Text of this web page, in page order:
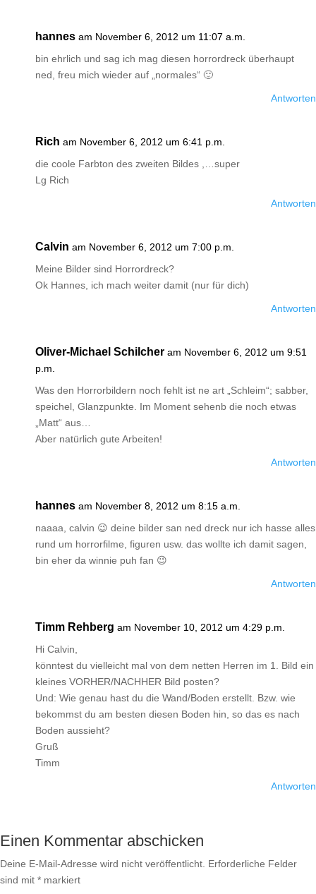
hannes am November 6, 2012 um 11:07 a.m.
bin ehrlich und sag ich mag diesen horrordreck überhaupt
ned, freu mich wieder auf „normales“ 🙂
Antworten
Rich am November 6, 2012 um 6:41 p.m.
die coole Farbton des zweiten Bildes ,…super
Lg Rich
Antworten
Calvin am November 6, 2012 um 7:00 p.m.
Meine Bilder sind Horrordreck?
Ok Hannes, ich mach weiter damit (nur für dich)
Antworten
Oliver-Michael Schilcher am November 6, 2012 um 9:51
p.m.
Was den Horrorbildern noch fehlt ist ne art „Schleim“; sabber,
speichel, Glanzpunkte. Im Moment sehenb die noch etwas
„Matt“ aus…
Aber natürlich gute Arbeiten!
Antworten
hannes am November 8, 2012 um 8:15 a.m.
naaaa, calvin 😉 deine bilder san ned dreck nur ich hasse alles
rund um horrorfilme, figuren usw. das wollte ich damit sagen,
bin eher da winnie puh fan 😉
Antworten
Timm Rehberg am November 10, 2012 um 4:29 p.m.
Hi Calvin,
könntest du vielleicht mal von dem netten Herren im 1. Bild ein
kleines VORHER/NACHHER Bild posten?
Und: Wie genau hast du die Wand/Boden erstellt. Bzw. wie
bekommst du am besten diesen Boden hin, so das es nach
Boden aussieht?
Gruß
Timm
Antworten
Einen Kommentar abschicken
Deine E-Mail-Adresse wird nicht veröffentlicht. Erforderliche Felder
sind mit * markiert